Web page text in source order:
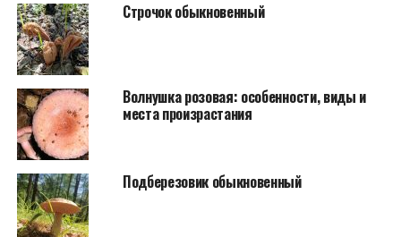
Строчок обыкновенный
Волнушка розовая: особенности, виды и
места произрастания
Подберезовик обыкновенный